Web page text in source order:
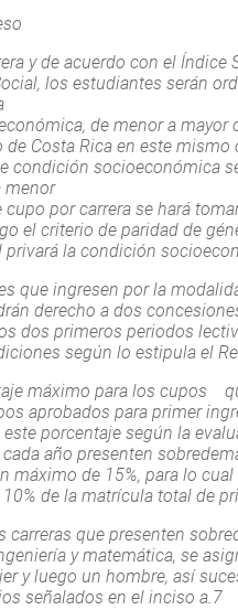
y de acuerdo con el
los estudiantes serán
de menor a mayor
Costa Rica en este mismo
condición socioeconómica
menor
por carrera se hará
el criterio de paridad de
la condición
que ingresen por la
derecho a dos
dos primeros periodos
según lo estipula el
máximo para los
aprobados para primer
porcentaje según la
año presenten
máximo de 15%, para lo
de la matrícula total de
carreras que presenten
y matemática, se
y luego un hombre, así
señalados en el inciso a.7